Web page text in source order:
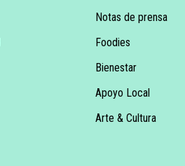
Notas de prensa
Foodies
Bienestar
Apoyo Local
Arte & Cultura